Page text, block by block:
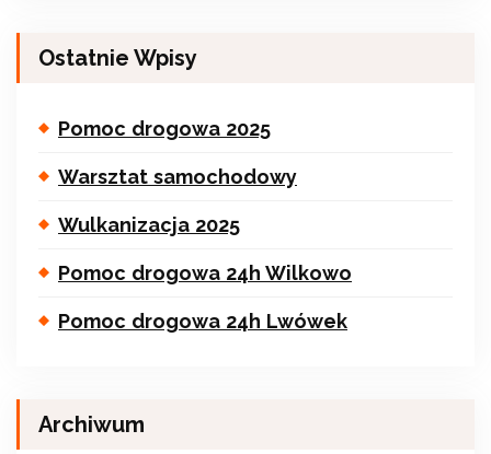
Ostatnie Wpisy
Pomoc drogowa 2025
Warsztat samochodowy
Wulkanizacja 2025
Pomoc drogowa 24h Wilkowo
Pomoc drogowa 24h Lwówek
Archiwum